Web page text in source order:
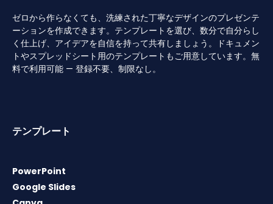
ゼロから作らなくても、洗練された丁寧なデザインのプレゼンテ
ーションを作成できます。テンプレートを選び、数分で自分らし
く仕上げ、アイデアを自信を持って共有しましょう。ドキュメン
トやスプレッドシート用のテンプレートもご用意しています。無
料で利用可能 — 登録不要、制限なし。
テンプレート
PowerPoint
Google Slides